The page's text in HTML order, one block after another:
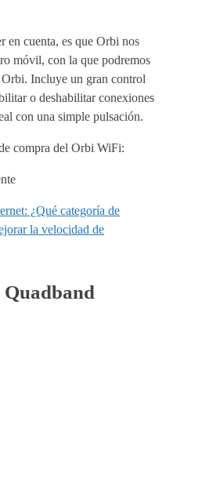
en cuenta, es que Orbi nos
móvil, con la que podremos
Orbi. Incluye un gran control
o deshabilitar conexiones
con una simple pulsación.
compra del Orbi WiFi:
¿Qué categoría de
la velocidad de